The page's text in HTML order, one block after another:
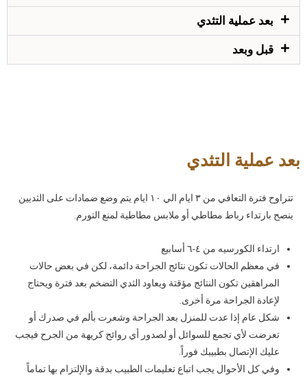
بعد عملية التثدي
قبل وبعد
بعد عملية التثدي
تتراوح فترة التعافي من ٣ ايام الي ١٠ ايام يتم وضع ضمادات على الثديين
ينصح بارتداء رباط مطاطي أو ملابس مطاطية لمنع التورم.
ارتداء الكورسيه من ٤-٦ أسابيع
في معظم الحالات تكون نتائج الجراحة دائمة، لكن في بعض حالات
المراهقين تكون النتائج مؤقتة ويعاود الثدي التضخم بعد فترة ويحتاج
لإعادة الجراحة مرة أخرى.
شكل عام إذا عدت للمنزل بعد الجراحة وشعرت بألم في صدرك أو
تعرضت لأي تجمع للسوائل أو لصدور أي روائح كريهة من الجرح فيجب
عليك الإتصال بطبيبك فوراً.
وفي كل الأحوال يجب اتباع تعليمات الطبيب بدقة والإلتزام بها تماماً